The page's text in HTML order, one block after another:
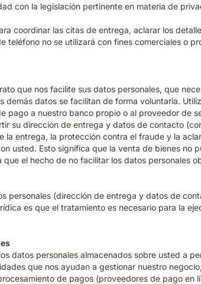
con la legislación pertinente en materia de
coordinar las citas de entrega, aclarar los
no se utilizará con fines comerciales o
que nos facilite sus datos personales, que
datos se facilitan de forma voluntaria.
a nuestro banco propio o al proveedor de
su dirección de entrega y datos de contacto
entrega, la protección contra el fraude y la
usted. Esto significa que la venta de bienes no
el hecho de no facilitar los datos personales
(dirección de entrega y datos de
es que el tratamiento es necesario para la
datos personales almacenados sobre usted a
que nos ayudan a gestionar nuestro
de pagos (proveedores de pago en